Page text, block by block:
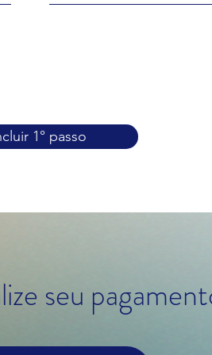
1° passo
seu